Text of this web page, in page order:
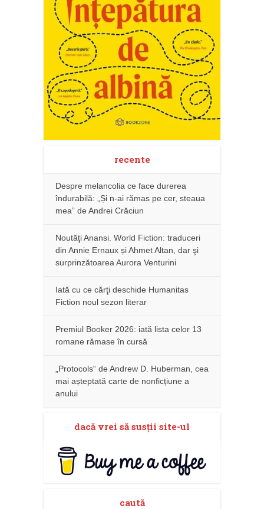
recente
Despre melancolia ce face durerea
îndurabilă: „Și n-ai rămas pe cer, steaua
mea” de Andrei Crăciun
Noutăţi Anansi. World Fiction: traduceri
din Annie Ernaux și Ahmet Altan, dar şi
surprinzătoarea Aurora Venturini
Iată cu ce cărţi deschide Humanitas
Fiction noul sezon literar
Premiul Booker 2026: iată lista celor 13
romane rămase în cursă
„Protocols“ de Andrew D. Huberman, cea
mai așteptată carte de nonficțiune a
anului
dacă vrei să susţii site-ul
caută